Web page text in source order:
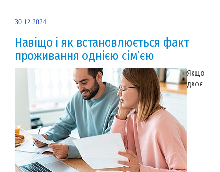
30.12.2024
Навіщо і як встановлюється факт
проживання однією сім’єю
Якщо
двоє